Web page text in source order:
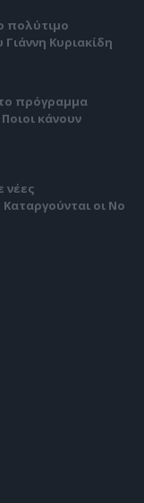
πολύτιμο
Κυριακίδη
πρόγραμμα
κάνουν
νέες
οι Νο